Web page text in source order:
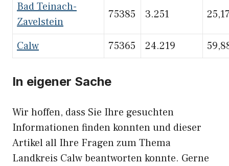
Bad Teinach-
Zavelstein
75385 3.251
Calw 75365 24.219
In eigener Sache
Wir hoffen, dass Sie Ihre gesuchten
Informationen finden konnten und dieser
Artikel all Ihre Fragen zum Thema
Landkreis Calw beantworten konnte. Gerne